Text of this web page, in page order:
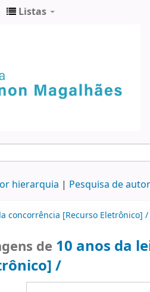
Listas
hierarquia Pesquisa de
concorrência [Recurso Eletrônico] /
de 10 anos da
/